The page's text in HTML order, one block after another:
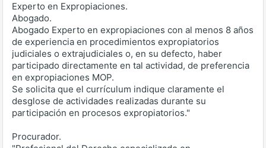
Experto en Expropiaciones.
Abogado.
Abogado Experto en expropiaciones con al menos 8 años
de experiencia en procedimientos expropiatorios
judiciales o extrajudiciales o, en su defecto, haber
participado directamente en tal actividad, de preferencia
en expropiaciones MOP.
Se solicita que el currículum indique claramente el
desglose de actividades realizadas durante su
participación en procesos expropiatorios."
Procurador.